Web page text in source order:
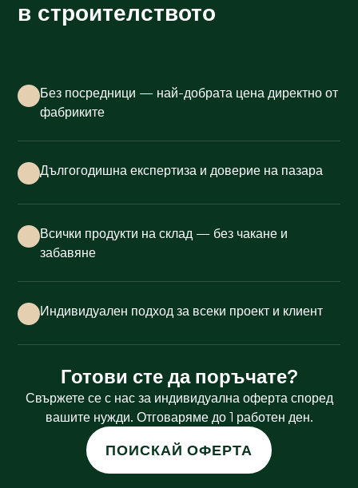
в строителството
Без посредници — най-добрата цена директно от
фабриките
Дългогодишна експертиза и доверие на пазара
Всички продукти на склад — без чакане и
забавяне
Индивидуален подход за всеки проект и клиент
Готови сте да поръчате?
Свържете се с нас за индивидуална оферта според
вашите нужди. Отговаряме до 1 работен ден.
ПОИСКАЙ ОФЕРТА